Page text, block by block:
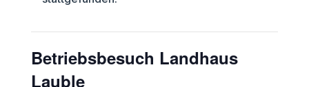
Betriebsbesuch Landhaus
Lauble